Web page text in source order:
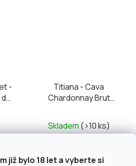
již bylo 18 let a vyberte si
-
Titiana - Cava
Chardonnay Brut
Skladem(>10 ks)
615 Kč